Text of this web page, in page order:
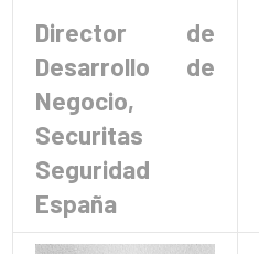
Director de
Desarrollo de
Negocio,
Securitas
Seguridad
España